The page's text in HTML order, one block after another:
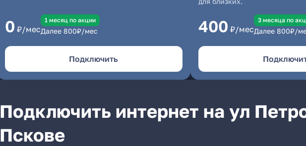
0 ₽/мес
1 месяц по акции
Далее 800₽/мес
Подключить
400 ₽/мес
3 месяцa по
Далее 800₽/
Подключить интернет на ул
Пскове